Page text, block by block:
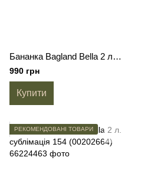
Бананка Bagland Bella 2 л. сублімація 459 (00202664)
990 грн
Купити
РЕКОМЕНДОВАНІ ТОВАРИ